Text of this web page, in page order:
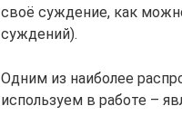
своё суждение, как
суждений).
Одним из наиболее
используем в работе –